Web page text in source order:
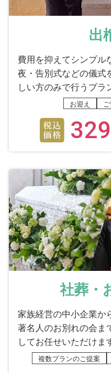
出
費用を抑えてシンプル
夜・告別式などの儀式
しい方のみで行うプラ
お迎え
社葬・
家族経営の中小企業か
著名人のお別れの会ま
してお任せいただけま
複数プランのご提案